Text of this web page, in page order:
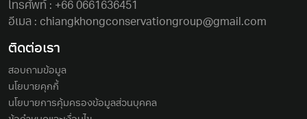
โทรศัพท์ : +66 0661636451
อีเมล : chiangkhongconservationgroup@gmail.com
ติดต่อเรา
สอบถามข้อมูล
นโยบายคุกกี้
นโยบายการคุ้มครองข้อมูลส่วนบุคคล